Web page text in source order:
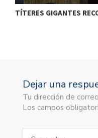
TÍTERES GIGANTES
Dejar una
Tu dirección de
Los campos